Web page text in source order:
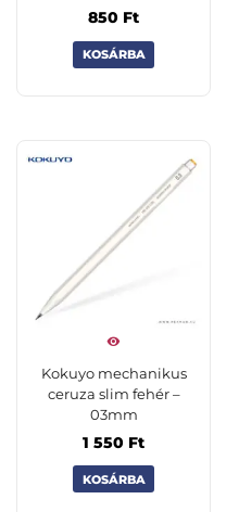
850 Ft
KOSÁRBA
Kokuyo mechanikus
ceruza slim fehér –
03mm
1 550 Ft
KOSÁRBA